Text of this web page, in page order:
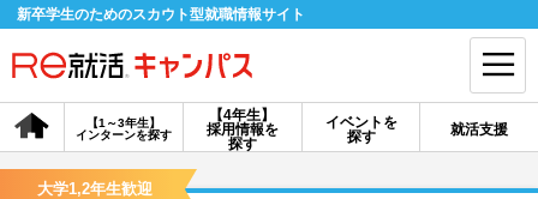
新卒学生のためのスカウト型就職情報サイト
【4年生】
採用情報を
探す
【1～3年生】
インターンを探す
イベントを
探す
就活支援
会員登録 ログイン
大学1,2年生歓迎